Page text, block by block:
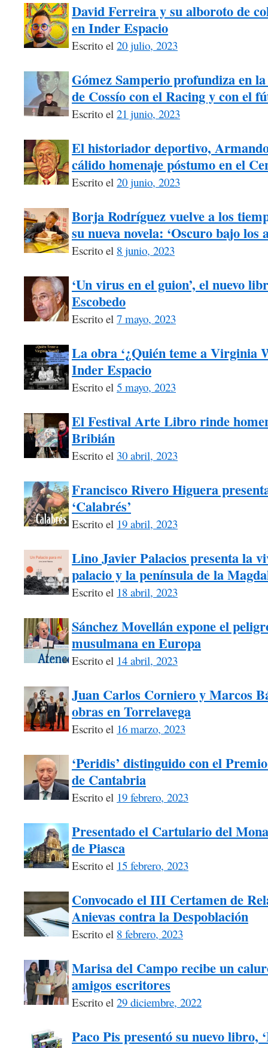
David Ferreira y su alboroto de
en Inder Espacio
Escrito el 20 julio, 2023
Gómez Samperio profundiza en
de Cossío con el Racing y con el
Escrito el 21 junio, 2023
El historiador deportivo,
cálido homenaje póstumo en el
Escrito el 20 junio, 2023
Borja Rodríguez vuelve a los
su nueva novela: ‘Oscuro bajo los
Escrito el 8 junio, 2023
‘Un virus en el guion’, el nuevo
Escobedo
Escrito el 7 mayo, 2023
La obra ‘¿Quién teme a Virginia
Inder Espacio
Escrito el 5 mayo, 2023
El Festival Arte Libro rinde
Bribián
Escrito el 30 abril, 2023
Francisco Rivero Higuera
‘Calabrés’
Escrito el 19 abril, 2023
Lino Javier Palacios presenta la
palacio y la península de la
Escrito el 18 abril, 2023
Sánchez Movellán expone el
musulmana en Europa
Escrito el 14 abril, 2023
Juan Carlos Corniero y Marcos
obras en Torrelavega
Escrito el 16 marzo, 2023
‘Peridis’ distinguido con el
de Cantabria
Escrito el 19 febrero, 2023
Presentado el Cartulario del
de Piasca
Escrito el 15 febrero, 2023
Convocado el III Certamen de
Anievas contra la Despoblación
Escrito el 8 febrero, 2023
Marisa del Campo recibe un
amigos escritores
Escrito el 29 diciembre, 2022
Paco Pis presentó su nuevo libro,